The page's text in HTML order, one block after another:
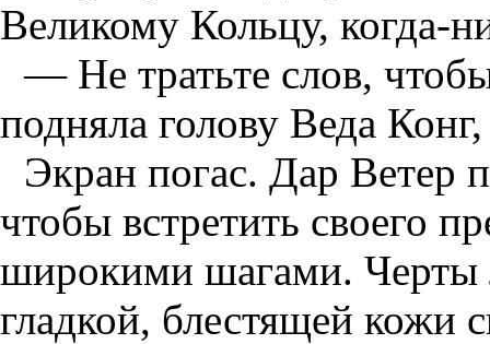
Великому Кольцу, когда-
— Не тратьте слов,
подняла голову Веда
Экран погас. Дар Ветер
чтобы встретить своего
широкими шагами. Черты
гладкой, блестящей кожи